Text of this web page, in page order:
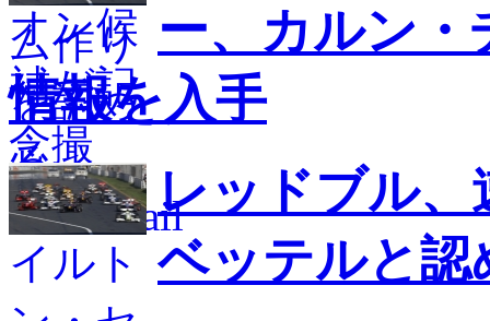
ー、カルン
情報を入手
レッドブル
ベッテルと認